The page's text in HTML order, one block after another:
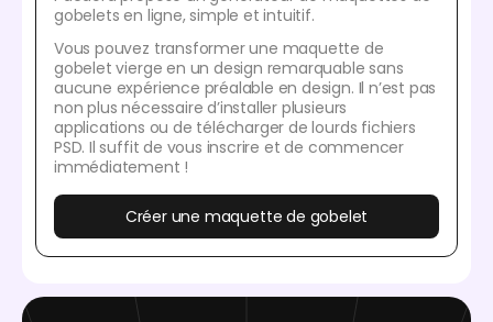
gobelets en ligne, simple et intuitif.
Vous pouvez transformer une maquette de
gobelet vierge en un design remarquable sans
aucune expérience préalable en design. Il n’est pas
non plus nécessaire d’installer plusieurs
applications ou de télécharger de lourds fichiers
PSD. Il suffit de vous inscrire et de commencer
immédiatement !
Créer une maquette de gobelet